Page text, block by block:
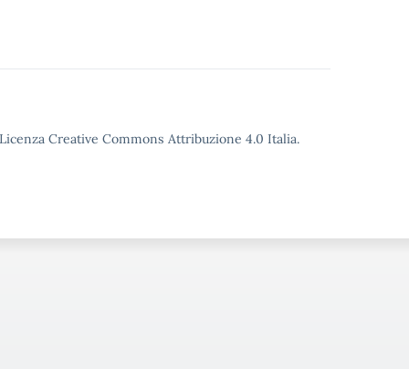
Creative Commons Attribuzione 4.0 Italia.